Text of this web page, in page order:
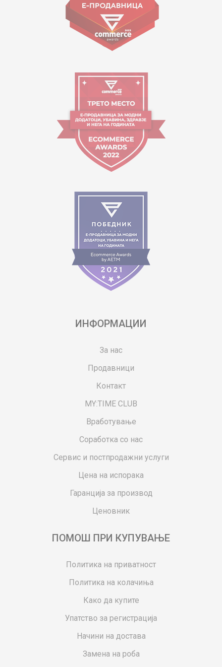
09:00 до 17:00
ИНФОРМАЦИИ
За нас
Продавници
Контакт
MY:TIME CLUB
Вработување
Соработка со нас
Сервис и постпродажни услуги
Цена на испорака
Гаранција за производ
Ценовник
ПОМОШ ПРИ КУПУВАЊЕ
Политика на приватност
Политика на колачиња
Како да купите
Упатство за регистрација
Начини на достава
Замена на роба